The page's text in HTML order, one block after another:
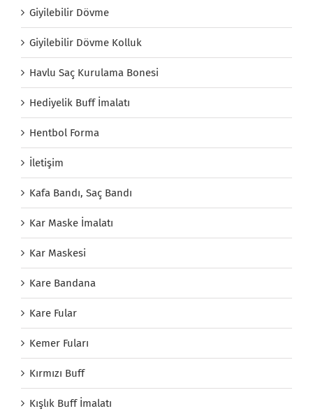
Giyilebilir Dövme
Giyilebilir Dövme Kolluk
Havlu Saç Kurulama Bonesi
Hediyelik Buff İmalatı
Hentbol Forma
İletişim
Kafa Bandı, Saç Bandı
Kar Maske İmalatı
Kar Maskesi
Kare Bandana
Kare Fular
Kemer Fuları
Kırmızı Buff
Kışlık Buff İmalatı